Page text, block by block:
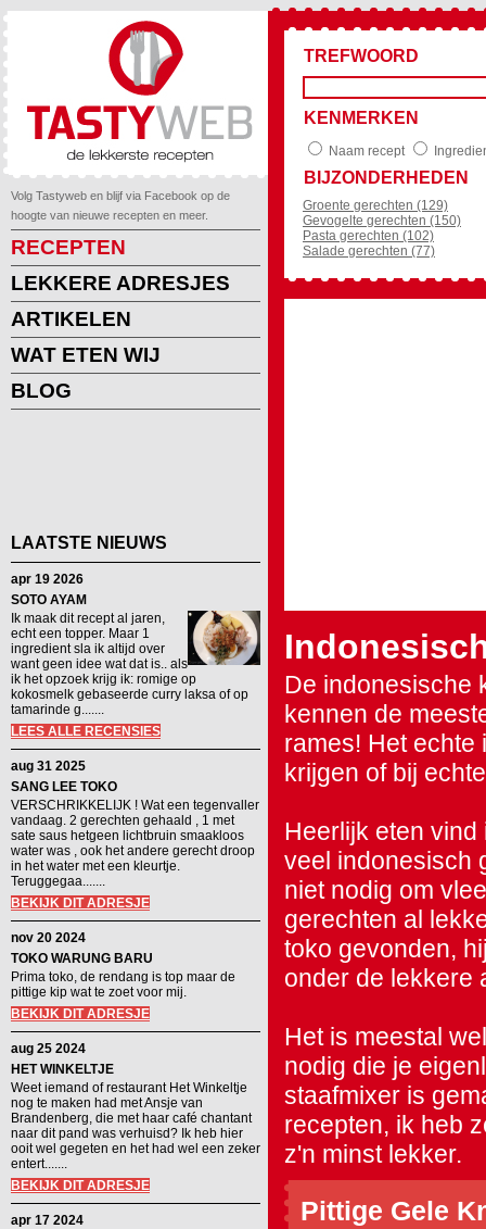
Volg Tastyweb en blijf via Facebook op de
hoogte van nieuwe recepten en meer.
RECEPTEN
LEKKERE ADRESJES
ARTIKELEN
WAT ETEN WIJ
BLOG
LAATSTE NIEUWS
apr 19 2026
SOTO AYAM
Ik maak dit recept al jaren,
echt een topper. Maar 1
ingredient sla ik altijd over
want geen idee wat dat is.. als
ik het opzoek krijg ik: romige op
kokosmelk gebaseerde curry laksa of op
tamarinde g.......
LEES ALLE RECENSIES
aug 31 2025
SANG LEE TOKO
VERSCHRIKKELIJK ! Wat een tegenvaller
vandaag. 2 gerechten gehaald , 1 met
sate saus hetgeen lichtbruin smaakloos
water was , ook het andere gerecht droop
in het water met een kleurtje.
Teruggegaa.......
BEKIJK DIT ADRESJE
nov 20 2024
TOKO WARUNG BARU
Prima toko, de rendang is top maar de
pittige kip wat te zoet voor mij.
BEKIJK DIT ADRESJE
aug 25 2024
HET WINKELTJE
Weet iemand of restaurant Het Winkeltje
nog te maken had met Ansje van
Brandenberg, die met haar café chantant
naar dit pand was verhuisd? Ik heb hier
ooit wel gegeten en het had wel een zeker
entert.......
BEKIJK DIT ADRESJE
apr 17 2024
TREFWOORD
KENMERKEN
Naam recept
BIJZONDERHEDEN
Groente gerechten (129)
Gevogelte gerechten (150)
Pasta gerechten (102)
Salade gerechten (77)
De indonesische
kennen de
rames! Het echte
krijgen of bij
Heerlijk eten
veel indonesisch
niet nodig om
gerechten al
toko gevonden,
onder de lekkere
Het is meestal
nodig die je
staafmixer is
recepten, ik heb
z'n minst lekker.
Pittige Gele